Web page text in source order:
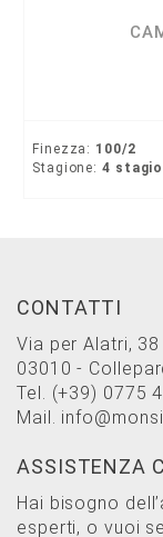
Finezza: 100/2
Stagione: 4
CONTATTI
Via per Alatri, 38
03010 -
Tel. (+39) 0775
Mail.
ASSISTENZA
Hai bisogno
esperti, o vuoi